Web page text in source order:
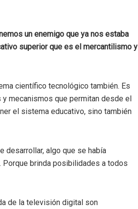
un enemigo que ya nos estaba
superior que es el mercantilismo y
científico tecnológico también. Es
mecanismos que permitan desde el
el sistema educativo, sino también
desarrollar, algo que se había
brinda posibilidades a todos
de la televisión digital son